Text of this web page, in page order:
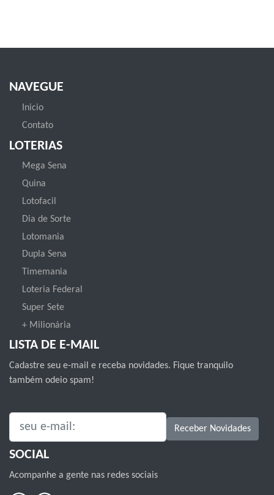
NAVEGUE
Inicio
Contato
LOTERIAS
Mega Sena
Quina
Lotofacil
Dia de Sorte
Lotomania
Dupla Sena
Timemania
Loteria Federal
Super Sete
+ Milionária
LISTA DE E-MAIL
Cadastre seu e-mail e receba novidades. Fique tranquilo
também odeio spam!
SEU E-MAIL: Receber Novidades
SOCIAL
Acompanhe a gente nas redes sociais